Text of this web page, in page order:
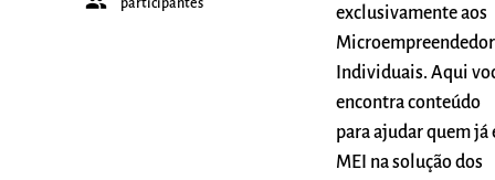
participantes
exclusivamente aos
Individuais. Aqui
encontra conteúdo
para ajudar quem já
MEI na solução dos